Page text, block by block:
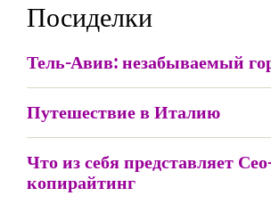
Посиделки
Тель-Авив: незабываемый
Путешествие в Италию
Что из себя представляет
копирайтинг